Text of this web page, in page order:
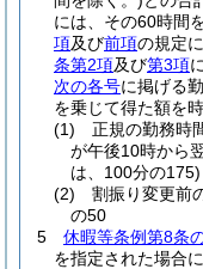
には、その60時間
項及び前項の規定
条第2項及び第3項
次の各号に掲げる
を乗じて得た額を
(1)
正規の勤務時
が午後10時から
は、100分の175)
(2)
割振り変更前
の50
5
休暇等条例第8条
を指定された場合